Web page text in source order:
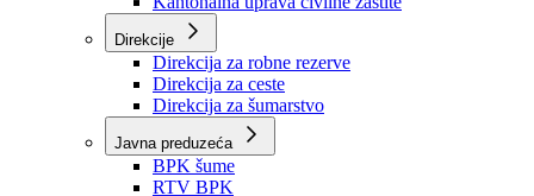
Kantonalna uprava za inspekcijske poslove
Kantonalna uprava civilne zaštite
Direkcije
Direkcija za robne rezerve
Direkcija za ceste
Direkcija za šumarstvo